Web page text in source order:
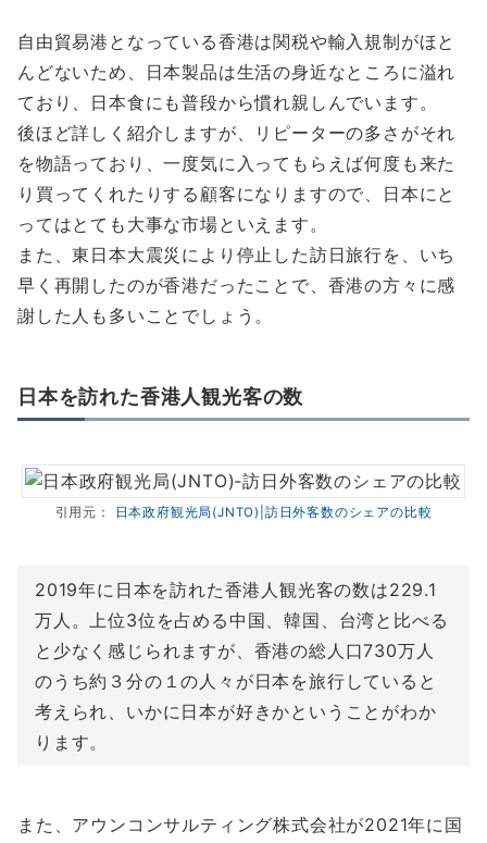
自由貿易港となっている香港は関税や輸入規制がほと
んどないため、日本製品は生活の身近なところに溢れ
ており、日本食にも普段から慣れ親しんでいます。
後ほど詳しく紹介しますが、リピーターの多さがそれ
を物語っており、一度気に入ってもらえば何度も来た
り買ってくれたりする顧客になりますので、日本にと
ってはとても大事な市場といえます。
また、東日本大震災により停止した訪日旅行を、いち
早く再開したのが香港だったことで、香港の方々に感
謝した人も多いことでしょう。
日本を訪れた香港人観光客の数
引用元： 日本政府観光局(JNTO)|訪日外客数のシェアの比較
2019年に日本を訪れた香港人観光客の数は229.1
万人。上位3位を占める中国、韓国、台湾と比べる
と少なく感じられますが、香港の総人口730万人
のうち約３分の１の人々が日本を旅行していると
考えられ、いかに日本が好きかということがわか
ります。
また、アウンコンサルティング株式会社が2021年に国